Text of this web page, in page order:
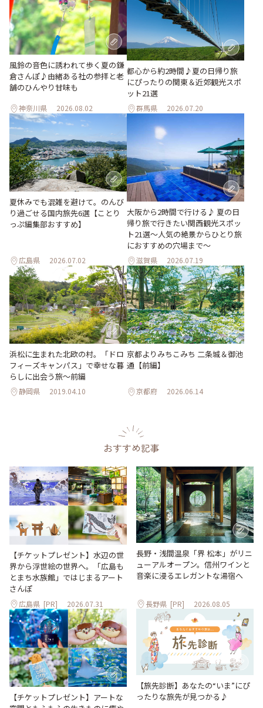
風鈴の音色に誘われて歩く夏の鎌
倉さんぽ♪由緒ある社の参拝と老
舗のひんやり甘味も
神奈川県 2026.08.02
都心から約2時間♪夏の日帰り旅
にぴったりの関東＆近郊観光スポ
ット21選
群馬県 2026.07.20
夏休みでも混雑を避けて。のんび
り過ごせる国内旅先6選【ことり
っぷ編集部おすすめ】
広島県 2026.07.02
大阪から2時間で行ける♪ 夏の日
帰り旅で行きたい関西観光スポッ
ト21選～人気の絶景からひとり旅
におすすめの穴場まで～
滋賀県 2026.07.19
浜松に生まれた北欧の村。「ドロ
フィーズキャンパス」で幸せな暮
らしに出会う旅～前編
静岡県 2019.04.10
京都よりみちこみち 二条城＆御池
通【前編】
京都府 2026.06.14
おすすめ記事
【チケットプレゼント】水辺の世
界から浮世絵の世界へ。「広島も
とまち水族館」ではじまるアート
さんぽ
広島県 [PR] 2026.07.31
長野・浅間温泉「界 松本」がリニ
ューアルオープン。信州ワインと
音楽に浸るエレガントな湯宿へ
長野県 [PR] 2026.08.05
【チケットプレゼント】アートな
【旅先診断】あなたの“いま”にぴ
ったりな旅先が見つかる♪